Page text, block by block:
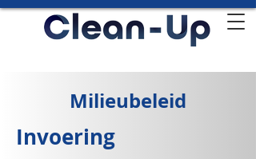
Milieubeleid
Invoering